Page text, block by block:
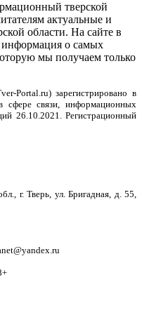
тверской
актуальные и
области. На сайте в
информация о самых
мы получаем только
Portal.ru) зарегистрировано в
сфере связи, информационных
26.10.2021. Регистрационный
г. Тверь, ул. Бригадная, д. 55,